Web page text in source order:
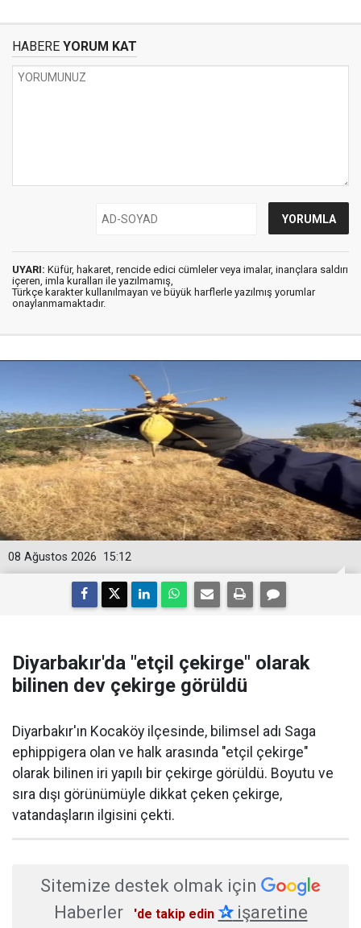
HABERE YORUM KAT
UYARI: Küfür, hakaret, rencide edici cümleler veya imalar, inançlara saldırı
içeren, imla kuralları ile yazılmamış,
Türkçe karakter kullanılmayan ve büyük harflerle yazılmış yorumlar
onaylanmamaktadır.
15:12
08 Ağustos 2026
Diyarbakır'da "etçil çekirge" olarak
bilinen dev çekirge görüldü
Diyarbakır'ın Kocaköy ilçesinde, bilimsel adı Saga
ephippigera olan ve halk arasında "etçil çekirge"
olarak bilinen iri yapılı bir çekirge görüldü. Boyutu ve
sıra dışı görünümüyle dikkat çeken çekirge,
vatandaşların ilgisini çekti.
Sitemize destek olmak için
Haberler
'de takip edin ✰işaretine